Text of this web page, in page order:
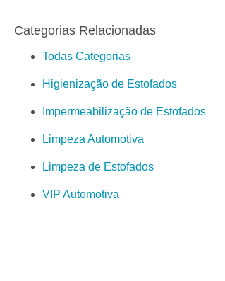
Categorias Relacionadas
Todas Categorias
Higienização de Estofados
Impermeabilização de Estofados
Limpeza Automotiva
Limpeza de Estofados
VIP Automotiva